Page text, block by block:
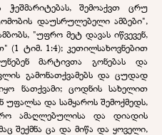
შემოაქვთ ცრუ
დაუსრულებელი ამბები",
"უფრო მეტ დავას იწვევენ,
(1 ტიმ. 1:4); კეთილსახოვნებით
მარტივთა გონებას და
გამონათქვამებს და ცუდად
ნათქვამი; ცოდნის სახელით
უფალსა და სამყაროს შემოქმედს,
ამაღლებულისა და დიადის
შექმნა ცა და მიწა და ყოველი,